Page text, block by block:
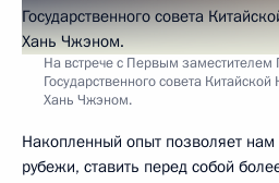
На встрече с Первым
Государственного совета
Хань Чжэном.
Накопленный опыт позволяет
рубежи, ставить перед собой